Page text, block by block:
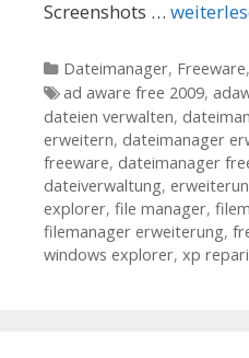
Screenshots …
Kategorien
Dateimanager, Freeware,
Tags
ad aware free 2009,
dateien verwalten,
erweitern, dateimanager
freeware, dateimanager
dateiverwaltung,
explorer, file manager,
filemanager erweiterung,
windows explorer, xp